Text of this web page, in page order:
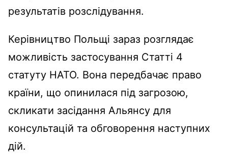
результатів розслідування.
Керівництво Польщі зараз розглядає
можливість застосування Статті 4
статуту НАТО. Вона передбачає право
країни, що опинилася під загрозою,
скликати засідання Альянсу для
консультацій та обговорення наступних
дій.